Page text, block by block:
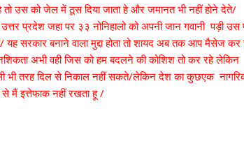
तो उस को जेल में ठूस दिया जाता हे और जमानत भी नहीं होने देते/
प्रदेश जहा पर ३३ नोनिहालो को अपनी जान गवानी पड़ी उस
यह सरकार बनाने वाला मुद्दा होता तो शायद अब तक आप मैसेज
अभी वही जिस को हम बदलने की कोशिश तो कर रहे लेकिन
भी तरह दिल से निकाल नहीं सकते/लेकिन देश का कुछएक
मैं इत्तेफाक नहीं रखता हू /